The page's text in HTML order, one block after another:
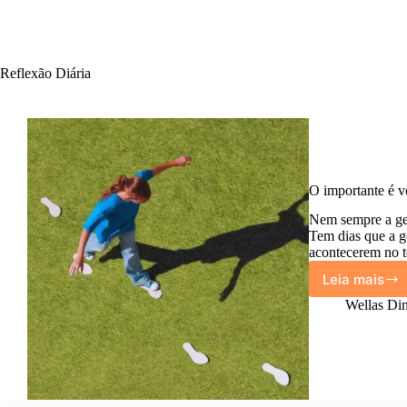
Reflexão Diária
O importante é
Nem sempre a
Tem dias que a
acontecerem no
Leia mais
O
Wellas